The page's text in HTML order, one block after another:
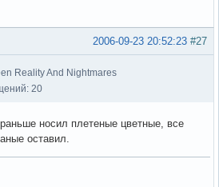
#27
2006-09-23 20:52:23
Reality And Nightmares
20
носил плетеные цветные, все
оставил.